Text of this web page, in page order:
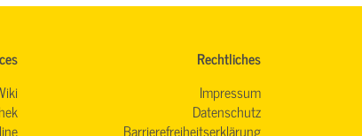
Rechtliches
Impressum
Datenschutz
Barrierefreiheitserklärung